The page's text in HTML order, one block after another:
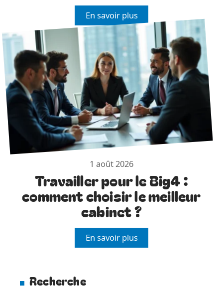
En savoir plus
1 août 2026
Travailler pour le Big4 :
comment choisir le meilleur
cabinet ?
En savoir plus
Recherche